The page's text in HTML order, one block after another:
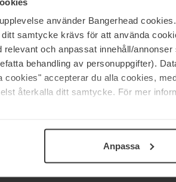
använder Bangerhead
samtycke krävs för att använda
och anpassat innehåll/
behandling av personuppgifter).
cookies" accepterar du alla cookies,
återkalla ditt samtycke. För mer
Anpassa